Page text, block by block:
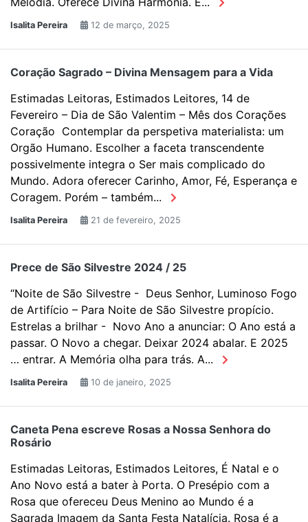
Isalita Pereira 12 de março, 2025
Coração Sagrado – Divina Mensagem para a Vida
Estimadas Leitoras, Estimados Leitores, 14 de
Fevereiro – Dia de São Valentim – Mês dos Corações
Coração Contemplar da perspetiva materialista: um
Orgão Humano. Escolher a faceta transcendente
possivelmente integra o Ser mais complicado do
Mundo. Adora oferecer Carinho, Amor, Fé, Esperança e
Coragem. Porém – também...
Isalita Pereira 21 de fevereiro, 2025
Prece de São Silvestre 2024 / 25
“Noite de São Silvestre - Deus Senhor, Luminoso Fogo
de Artifício – Para Noite de São Silvestre propício.
Estrelas a brilhar - Novo Ano a anunciar: O Ano está a
passar. O Novo a chegar. Deixar 2024 abalar. E 2025
… entrar. A Memória olha para trás. A...
Isalita Pereira 10 de janeiro, 2025
Caneta Pena escreve Rosas a Nossa Senhora do
Rosário
Estimadas Leitoras, Estimados Leitores, É Natal e o
Ano Novo está a bater à Porta. O Presépio com a
Rosa que ofereceu Deus Menino ao Mundo é a
Sagrada Imagem da Santa Festa Natalícia. Rosa é a